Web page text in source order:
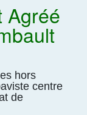
Agréé
hors
centre
de